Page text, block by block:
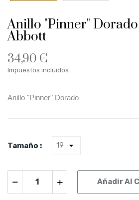
Anillo "Pinner"
Abbott
34,90 €
Impuestos incluidos
Anillo "Pinner" Dorado
Tamaño :
Añadir Al